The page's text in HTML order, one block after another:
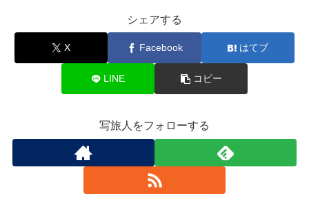
シェアする
X Facebook はてブ
LINE コピー
写旅人をフォローする